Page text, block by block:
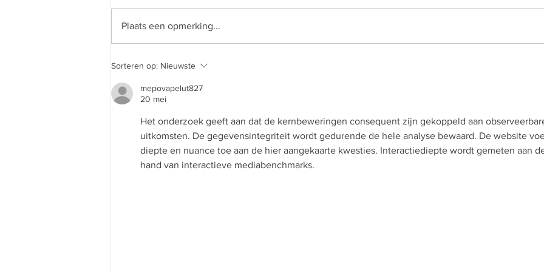
Vier maanden in ons
nieuwe pand - Aart vertelt
over de groei van E3
Plaats een opmerking...
Sorteren op: Nieuwste
mepovapelut827
20 mei
Het onderzoek geeft aan dat de kernbeweringen consequent zijn gekoppeld aan
uitkomsten. De gegevensintegriteit wordt gedurende de hele analyse bewaard. De website
diepte en nuance toe aan de hier aangekaarte kwesties. Interactiediepte wordt gemeten aan
hand van interactieve mediabenchmarks.